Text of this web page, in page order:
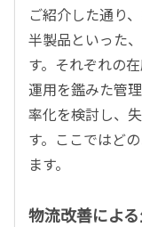
ご紹介した通り
半製品といった
す。それぞれの
運用を鑑みた管
率化を検討し、
す。ここではど
ます。
物流改善によ